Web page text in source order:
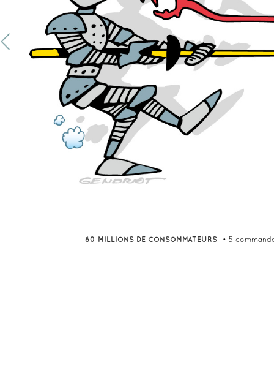
60 MILLIONS DE CONSOMMATEURS • 5